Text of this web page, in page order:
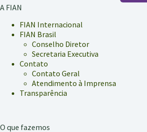
A FIAN
FIAN Internacional
FIAN Brasil
Conselho Diretor
Secretaria Executiva
Contato
Contato Geral
Atendimento à Imprensa
Transparência
O que fazemos